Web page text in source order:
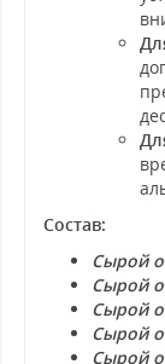
Состав:
Сырой
Сырой
Сырой
Сырой
Сырой